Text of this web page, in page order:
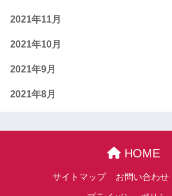
2021年11月
2021年10月
2021年9月
2021年8月
HOME
サイトマップ お問い合わせ